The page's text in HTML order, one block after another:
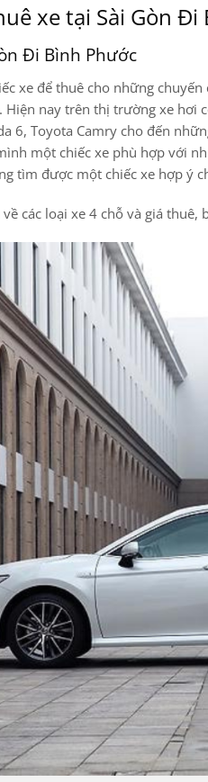
xe tại Sài Gòn
Đi Bình Phước
xe để thuê cho những
nay trên thị trường xe hơi
6, Toyota Camry cho đến
một chiếc xe phù hợp với
tìm được một chiếc xe hợp ý
các loại xe 4 chỗ và giá thuê,